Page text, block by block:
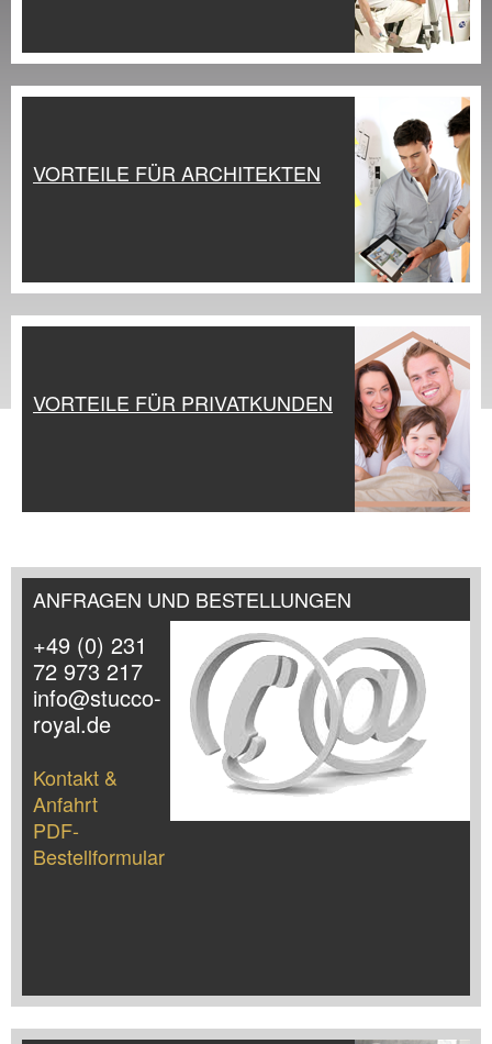
VORTEILE FÜR ARCHITEKTEN
VORTEILE FÜR PRIVATKUNDEN
ANFRAGEN UND BESTELLUNGEN
+49 (0) 231
72 973 217
info@stucco-
royal.de
Kontakt &
Anfahrt
PDF-
Bestellformular